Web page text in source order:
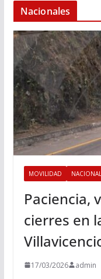
Nacionales
MOVILIDAD NACIONAL
Paciencia,
cierres en
17/03/2026 admin